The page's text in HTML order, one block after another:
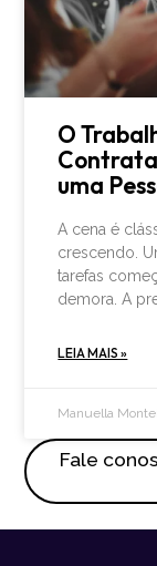
O
uma
A cena é
crescendo.
tarefas
demora. A
LEIA MAIS »
Manuella
Fale